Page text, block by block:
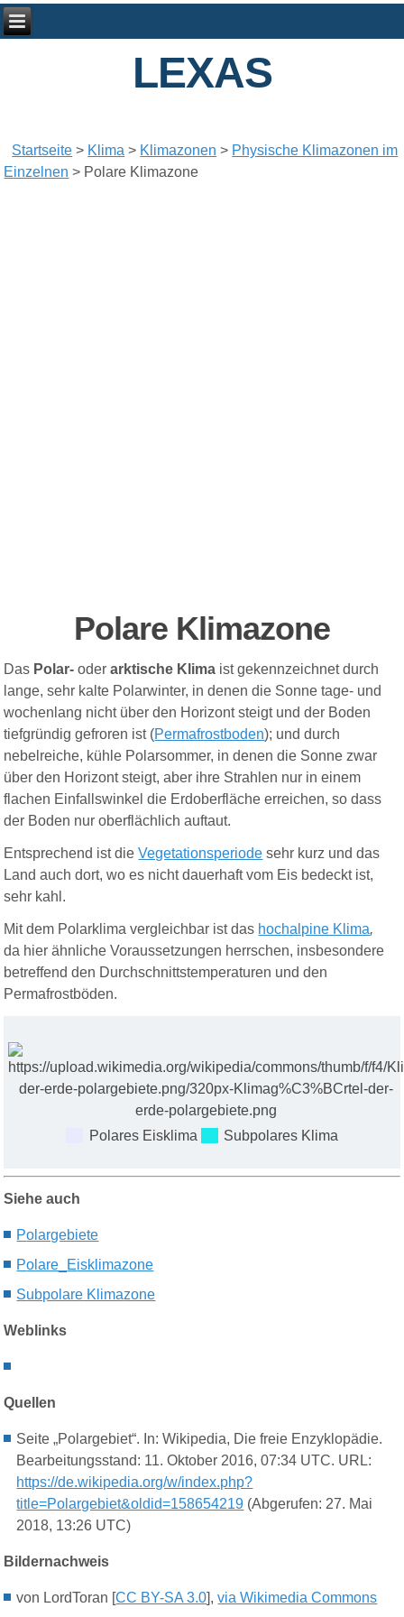
LEXAS
Startseite > Klima > Klimazonen > Physische Klimazonen im
Einzelnen > Polare Klimazone
Polare Klimazone
Das Polar- oder arktische Klima ist gekennzeichnet durch
lange, sehr kalte Polarwinter, in denen die Sonne tage- und
wochenlang nicht über den Horizont steigt und der Boden
tiefgründig gefroren ist (Permafrostboden); und durch
nebelreiche, kühle Polarsommer, in denen die Sonne zwar
über den Horizont steigt, aber ihre Strahlen nur in einem
flachen Einfallswinkel die Erdoberfläche erreichen, so dass
der Boden nur oberflächlich auftaut.
Entsprechend ist dieVegetationsperiode sehr kurz und das
Land auch dort, wo es nicht dauerhaft vom Eis bedeckt ist,
sehr kahl.
Mit dem Polarklima vergleichbar ist das hochalpine Klima,
da hier ähnliche Voraussetzungen herrschen, insbesondere
betreffend den Durchschnittstemperaturen und den
Permafrostböden.
Polares Eisklima Subpolares Klima
Siehe auch
Polargebiete
Polare_ Eisklimazone
Subpolare Klimazone
Weblinks
Quellen
Seite „Polargebiet“. In: Wikipedia, Die freie Enzyklopädie.
Bearbeitungsstand: 11. Oktober 2016, 07:34 UTC. URL:
https://de.wikipedia.org/w/index.php?
title=Polargebiet&oldid=158654219 (Abgerufen: 27. Mai
2018, 13:26 UTC)
Bildernachweis
von LordToran [CC BY-SA 3.0],via Wikimedia Commons